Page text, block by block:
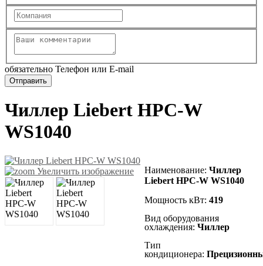
обязательно Телефон или E-mail
Чиллер Liebert HPC-W
WS1040
Увеличить изображение Наименование: Чиллер
Liebert HPC-W WS1040
Мощность кВт: 419
Вид оборудования
охлаждения: Чиллер
Тип
кондиционера: